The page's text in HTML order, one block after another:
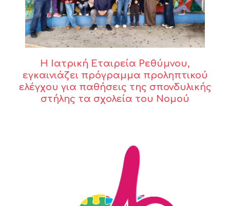
Η Ιατρική Εταιρεία Ρεθύμνου,
εγκαινιάζει πρόγραμμα προληπτικού
ελέγχου για παθήσεις της σπονδυλικής
στήλης τα σχολεία του Νομού